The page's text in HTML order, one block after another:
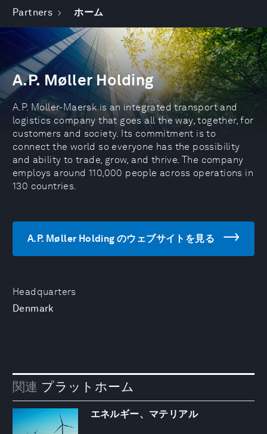
Partners ホーム
Headquarters
Denmark
A.P. Møller Holding
A.P. Moller-Maersk is an integrated transport and
logistics company that goes all the way, together, for
customers and society. Its commitment is to
connect the world so everyone has the possibility
and ability to trade, grow, and thrive. The company
employs around 110,000 people across operations in
130 countries.
A.P. Møller Holding のウェブサイトを見る
関連 プラットホーム
エネルギー、マテリアル